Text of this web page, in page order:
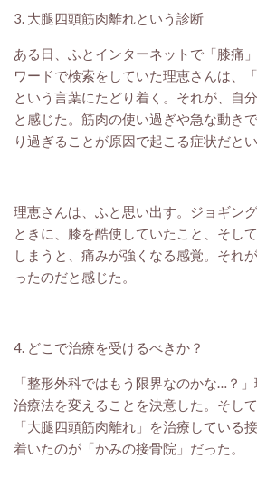
3. 大腿四頭筋肉離れという診断
ある日、ふとインターネットで「膝痛
ワードで検索をしていた理恵さんは、
という言葉にたどり着く。それが、自
と感じた。筋肉の使い過ぎや急な動き
り過ぎることが原因で起こる症状だと
理恵さんは、ふと思い出す。ジョギン
ときに、膝を酷使していたこと、そし
しまうと、痛みが強くなる感覚。それ
ったのだと感じた。
4. どこで治療を受けるべきか？
「整形外科ではもう限界なのかな…？」
治療法を変えることを決意した。そし
「大腿四頭筋肉離れ」を治療している
着いたのが「かみの接骨院」だった。